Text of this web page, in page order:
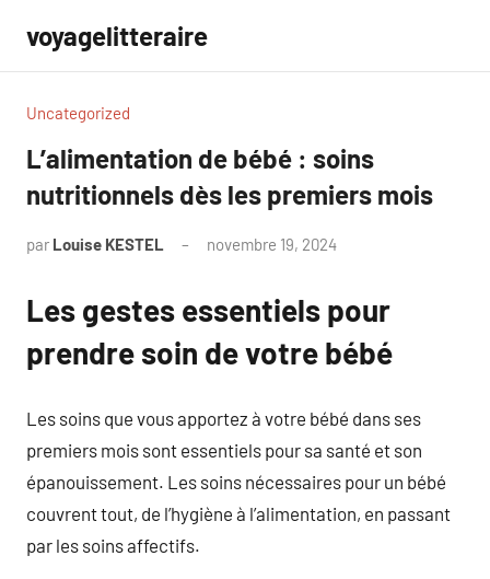
contenu
voyagelitteraire
Uncategorized
L’alimentation de bébé : soins
nutritionnels dès les premiers mois
par Louise KESTEL novembre 19, 2024
Les gestes essentiels pour
prendre soin de votre bébé
Les soins que vous apportez à votre bébé dans ses
premiers mois sont essentiels pour sa santé et son
épanouissement. Les soins nécessaires pour un bébé
couvrent tout, de l’hygiène à l’alimentation, en passant
par les soins affectifs.